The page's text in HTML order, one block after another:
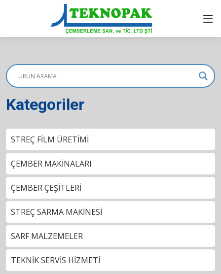
Kategoriler
STREÇ FİLM ÜRETİMİ
ÇEMBER MAKİNALARI
ÇEMBER ÇEŞİTLERİ
STREÇ SARMA MAKİNESİ
SARF MALZEMELER
TEKNİK SERVİS HİZMETİ